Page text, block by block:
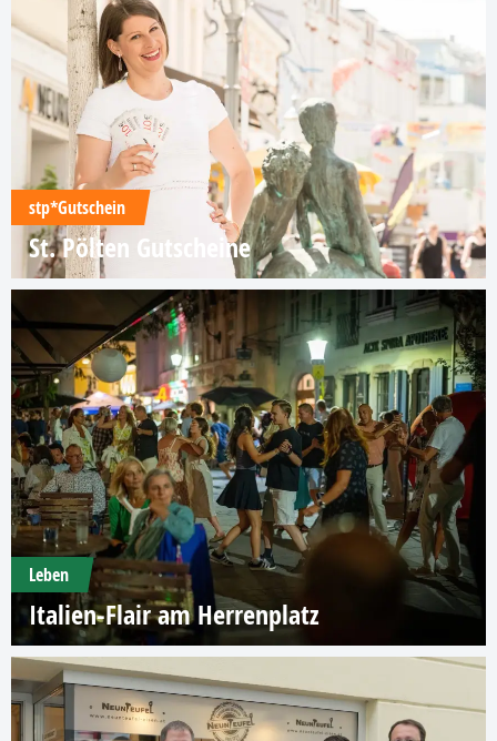
stp*Gutschein
St. Pölten Gutscheine
Leben
Italien-Flair am Herrenplatz